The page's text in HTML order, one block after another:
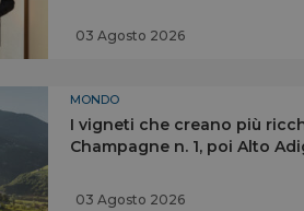
03 Agosto 2026
MONDO
I vigneti che creano più
Champagne n. 1, poi Alto
03 Agosto 2026